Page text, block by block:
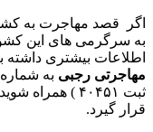
اگر قصد مهاجرت به
به سرگرمی های این
اطلاعات بیشتری داشته
مهاجرتی رجبی
ثبت ۴۰۴۵۱ )
همراه
قرار گیرد.